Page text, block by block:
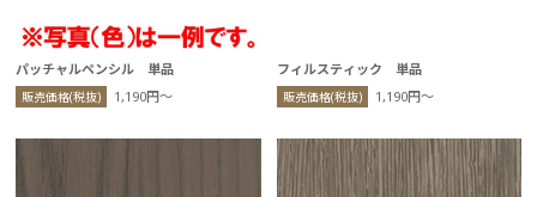
パッチャルペンシル 単品
販売価格(税抜) 1,190円〜
フィルスティック 単品
販売価格(税抜) 1,190円〜